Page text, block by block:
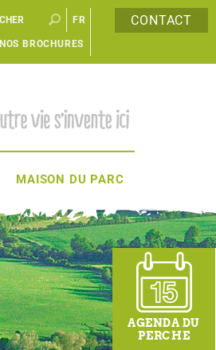
CONTACT
EN
FR
NOS BROCHURES
MAISON DU PARC
AGENDA DU
PERCHE